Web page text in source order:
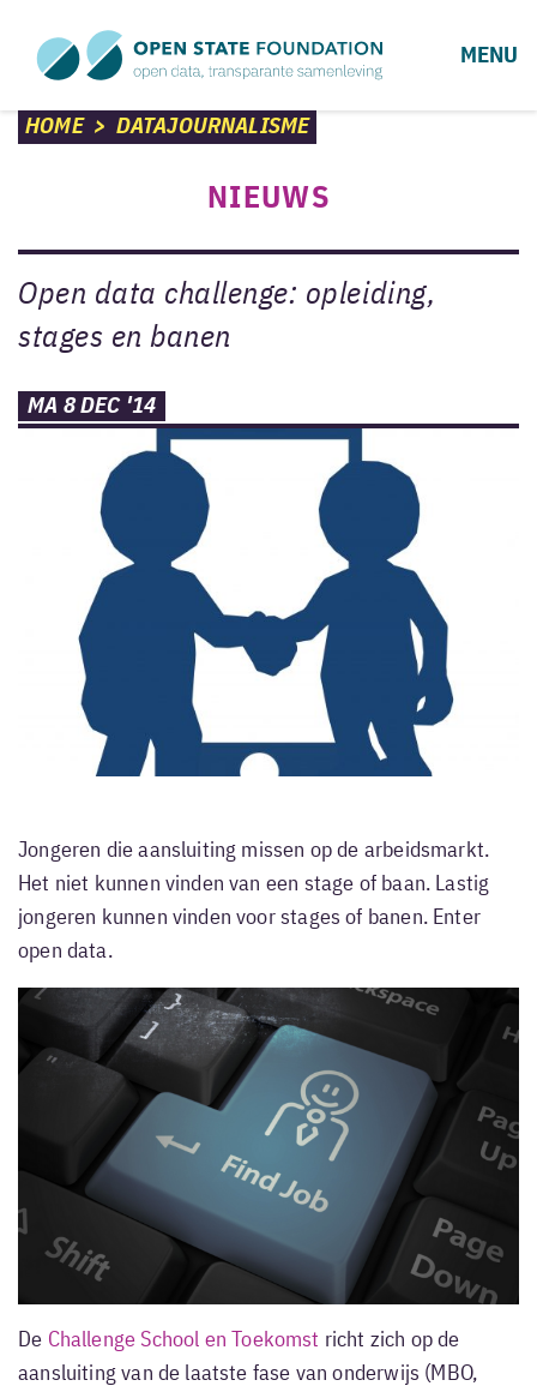
MENU
HOME> DATAJOURNALISME
NIEUWS
Open data challenge: opleiding,
stages en banen
MA 8 DEC '14
Jongeren die aansluiting missen op de arbeidsmarkt.
Het niet kunnen vinden van een stage of baan. Lastig
jongeren kunnen vinden voor stages of banen. Enter
open data.
De Challenge School en Toekomst richt zich op de
aansluiting van de laatste fase van onderwijs (MBO,